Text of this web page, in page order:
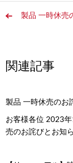
製品 一時休売
関連記事
製品 一時休売のお
お客様各位 2023
売のお詫びとお知